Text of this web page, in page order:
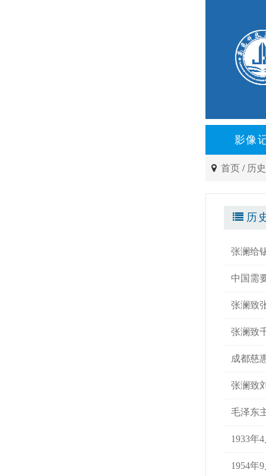
影像
首页 / 历
历
张澜给
中国需
张澜致
张澜致
成都慈
张澜致
毛泽东
1933年
1954年